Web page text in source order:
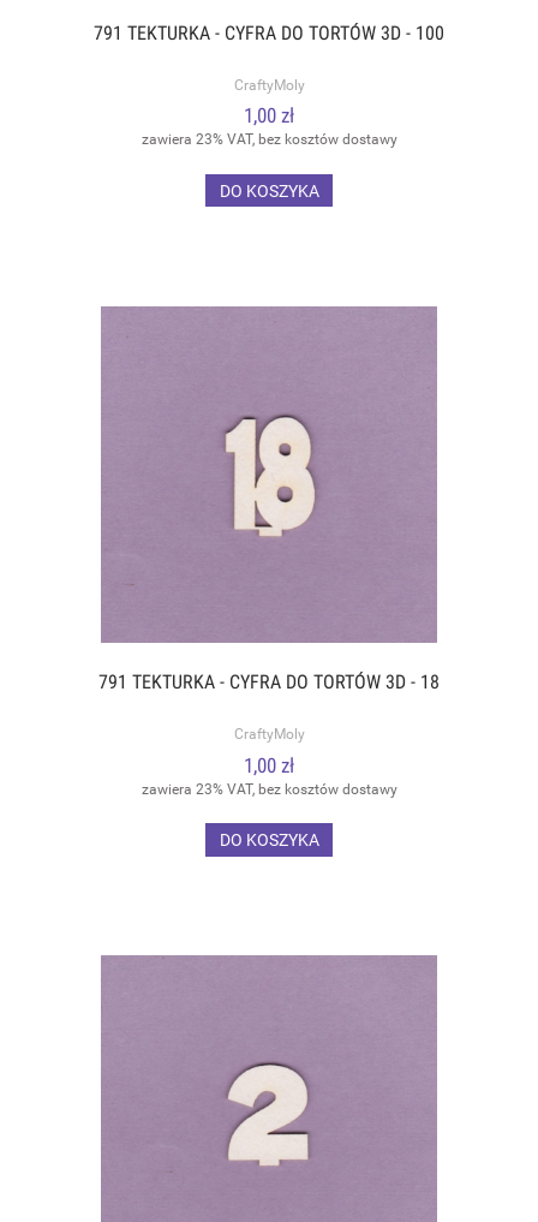
791 TEKTURKA - CYFRA DO TORTÓW 3D - 100
CraftyMoly
1,00 zł
zawiera 23% VAT, bez kosztów dostawy
DO KOSZYKA
791 TEKTURKA - CYFRA DO TORTÓW 3D - 18
CraftyMoly
1,00 zł
zawiera 23% VAT, bez kosztów dostawy
DO KOSZYKA